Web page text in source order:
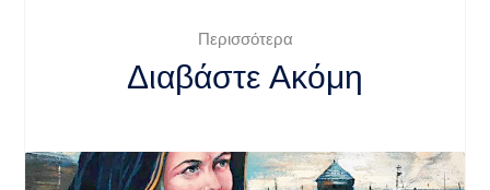
Περισσότερα
Διαβάστε Ακόμη